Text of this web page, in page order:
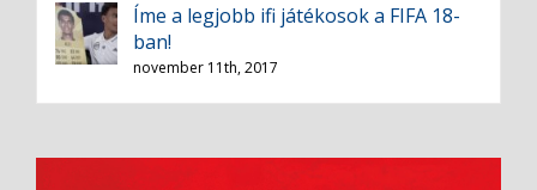
Íme a legjobb ifi játékosok a FIFA 18-
ban!
november 11th, 2017